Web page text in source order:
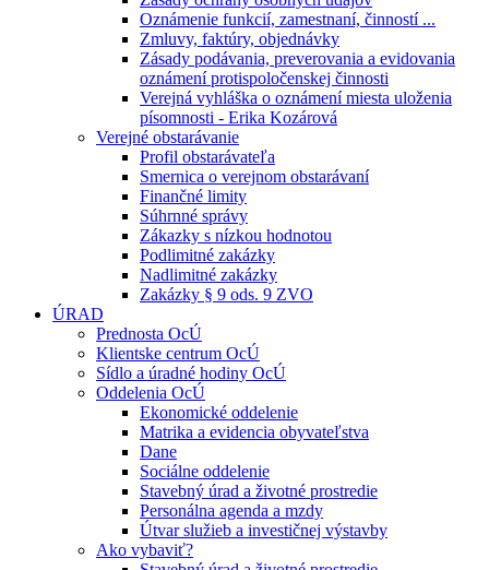
Oznámenie funkcií, zamestnaní, činností ...
Zmluvy, faktúry, objednávky
Zásady podávania, preverovania a evidovania
oznámení protispoločenskej činnosti
Verejná vyhláška o oznámení miesta uloženia
písomnosti - Erika Kozárová
Verejné obstarávanie
Profil obstarávateľa
Smernica o verejnom obstarávaní
Finančné limity
Súhrnné správy
Zákazky s nízkou hodnotou
Podlimitné zakázky
Nadlimitné zakázky
Zakázky § 9 ods. 9 ZVO
ÚRAD
Prednosta OcÚ
Klientske centrum OcÚ
Sídlo a úradné hodiny OcÚ
Oddelenia OcÚ
Ekonomické oddelenie
Matrika a evidencia obyvateľstva
Dane
Sociálne oddelenie
Stavebný úrad a životné prostredie
Personálna agenda a mzdy
Útvar služieb a investičnej výstavby
Ako vybaviť?